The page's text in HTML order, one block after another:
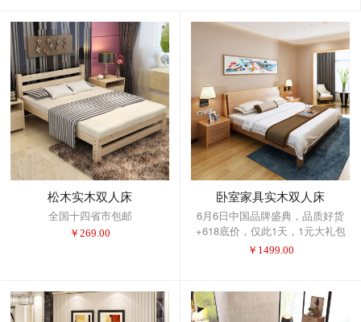
松木实木双人床
全国十四省市包邮
￥ 269.00
卧室家具实木双人床
6月6日中国品牌盛典，品质好货
+618底价，仅此1天，1元大礼包
提前抢！
￥ 1499.00